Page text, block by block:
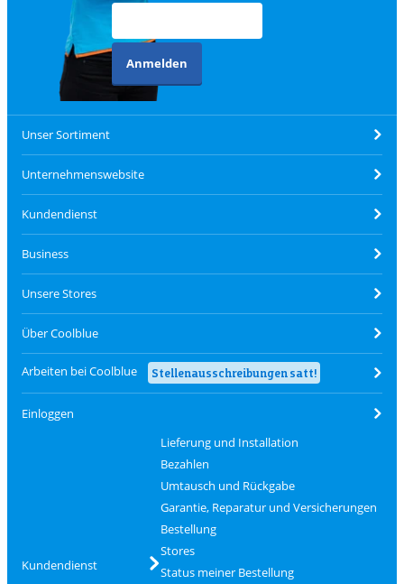
Anmelden
Unser Sortiment
Unternehmenswebsite
Kundendienst
Business
Unsere Stores
Über Coolblue
Arbeiten bei Coolblue Stellenausschreibungen satt!
Einloggen
Kundendienst
Lieferung und Installation
Bezahlen
Umtausch und Rückgabe
Garantie, Reparatur und Versicherungen
Bestellung
Stores
Status meiner Bestellung